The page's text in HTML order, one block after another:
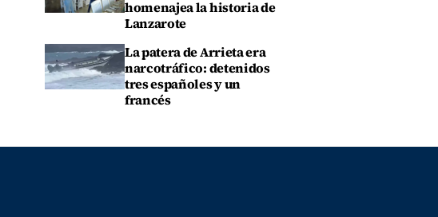
homenajea la historia de
Lanzarote
La patera de Arrieta era
narcotráfico: detenidos
tres españoles y un
francés